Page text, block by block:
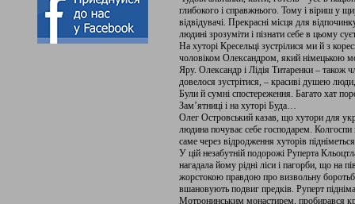
глибокого і справжнього. Тому і віриш у
відвідувачі. Прекрасні місця для
людині зрозуміти і пізнати себе в цьому
На хуторі Кресельці зустрілися ми й з
чоловіком Олександром, який німецькою
Яру. Олександр і Лідія Титаренки – також
довелося зустрітися, – красиві душею
Були й сумні спостереження. Багато хат
Зам’ятниці і на хуторі Буда…
Олег Островський казав, що хутори для
людина почуває себе господарем.
саме через відродження хуторів
У цій незабутній подорожі Руперта
нагадала йому рідні ліси і пагорби, що на
жорстокою правдою про визвольну
вшановують подвиг предків. Руперт
Мотронинським монастирем, пробирався